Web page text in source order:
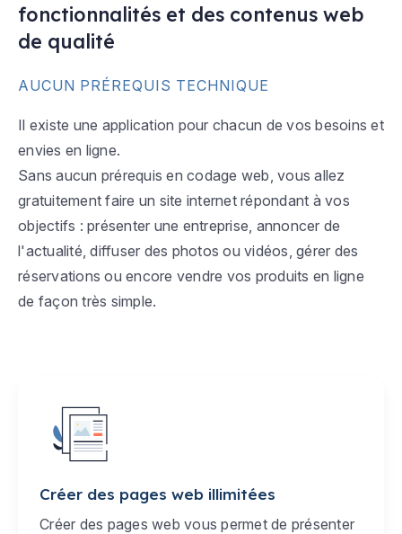
fonctionnalités et des contenus web
de qualité
AUCUN PRÉREQUIS TECHNIQUE
Il existe une application pour chacun de vos besoins et
envies en ligne.
Sans aucun prérequis en codage web, vous allez
gratuitement faire un site internet répondant à vos
objectifs : présenter une entreprise, annoncer de
l'actualité, diffuser des photos ou vidéos, gérer des
réservations ou encore vendre vos produits en ligne
de façon très simple.
Créer des pages web illimitées
Créer des pages web vous permet de présenter